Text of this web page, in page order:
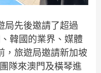
局先後邀請了超過
韓國的業界、媒體
，旅遊局邀請新加坡
隊來澳門及橫琴進